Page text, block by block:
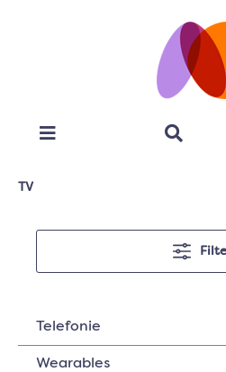
TV
Telefonie
Wearables